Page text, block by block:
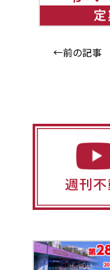
←前の記事